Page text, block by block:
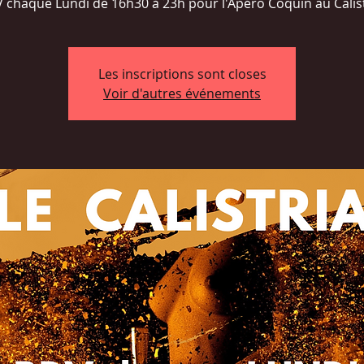
Les inscriptions sont closes
Voir d'autres événements